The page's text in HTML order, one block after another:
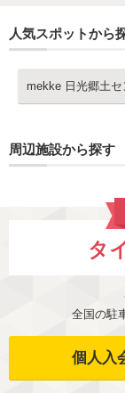
人気スポットから
mekke 日光郷土セ
周辺施設から探す
タ
全国の駐
個人入